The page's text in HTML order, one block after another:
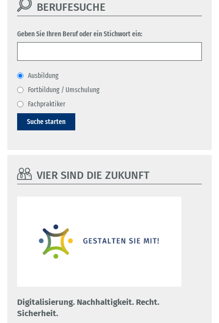
BERUFESUCHE
Geben Sie Ihren Beruf oder ein Stichwort ein:
Ausbildung
Fortbildung / Umschulung
Fachpraktiker
Suche starten
VIER SIND DIE ZUKUNFT
Digitalisierung. Nachhaltigkeit. Recht.
Sicherheit.